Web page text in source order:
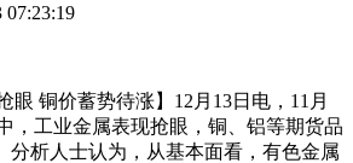
07:23:19
铜价蓄势待涨】12月13日电，11月
，工业金属表现抢眼，铜、铝等期货品
分析人士认为，从基本面看，有色金属